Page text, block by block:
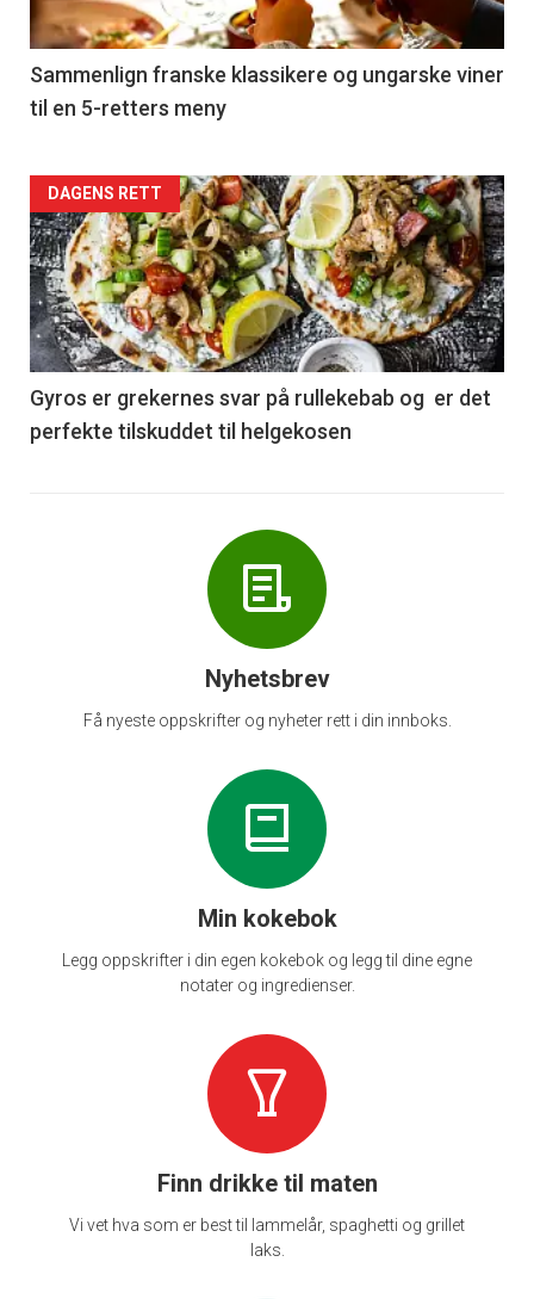
-
5
Sammenlign franske klassikere og ungarske viner
til en 5-retters meny
Forsiden
akkurat
nå
-
6
DAGENS RETT
Gyros er grekernes svar på rullekebab og er det
perfekte tilskuddet til helgekosen
Nyhetsbrev
Få nyeste oppskrifter og nyheter rett i din innboks.
Min kokebok
Legg oppskrifter i din egen kokebok og legg til dine egne
notater og ingredienser.
Finn drikke til maten
Vi vet hva som er best til lammelår, spaghetti og grillet
laks.